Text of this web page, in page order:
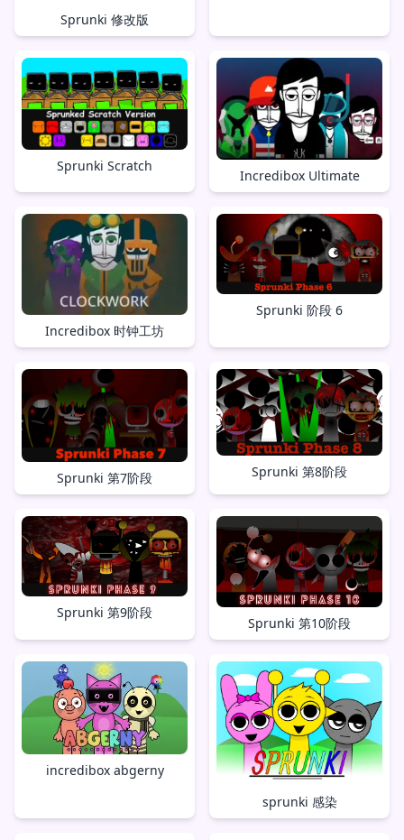
Sprunki 修改版
Sprunki Scratch
Incredibox Ultimate
Incredibox 时钟工坊
Sprunki 阶段 6
Sprunki 第7阶段 Sprunki 第8阶段
Sprunki 第9阶段
Sprunki 第10阶段
incredibox abgerny
sprunki 感染